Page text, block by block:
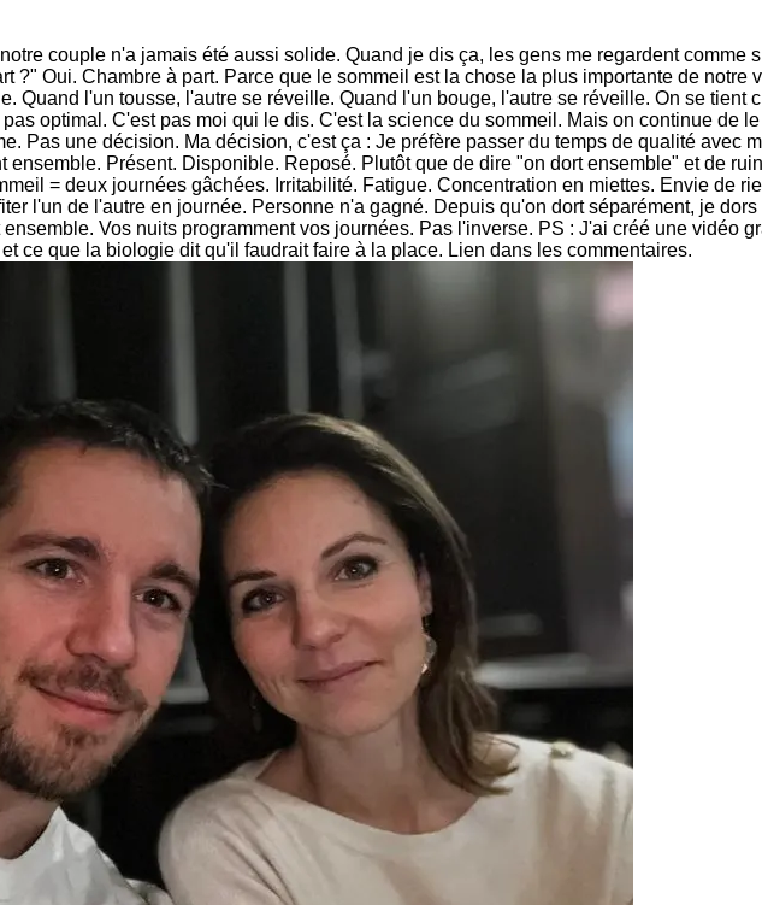
couple n'a jamais été aussi solide. Quand je dis ça, les gens me regardent comme
?" Oui. Chambre à part. Parce que le sommeil est la chose la plus importante de
Quand l'un tousse, l'autre se réveille. Quand l'un bouge, l'autre se réveille. On se tient
optimal. C'est pas moi qui le dis. C'est la science du sommeil. Mais on continue de
Pas une décision. Ma décision, c'est ça : Je préfère passer du temps de qualité avec
Présent. Disponible. Reposé. Plutôt que de dire "on dort ensemble" et de
= deux journées gâchées. Irritabilité. Fatigue. Concentration en miettes. Envie de
l'un de l'autre en journée. Personne n'a gagné. Depuis qu'on dort séparément, je
Vos nuits programment vos journées. Pas l'inverse. PS : J'ai créé une vidéo
ce que la biologie dit qu'il faudrait faire à la place. Lien dans les commentaires.